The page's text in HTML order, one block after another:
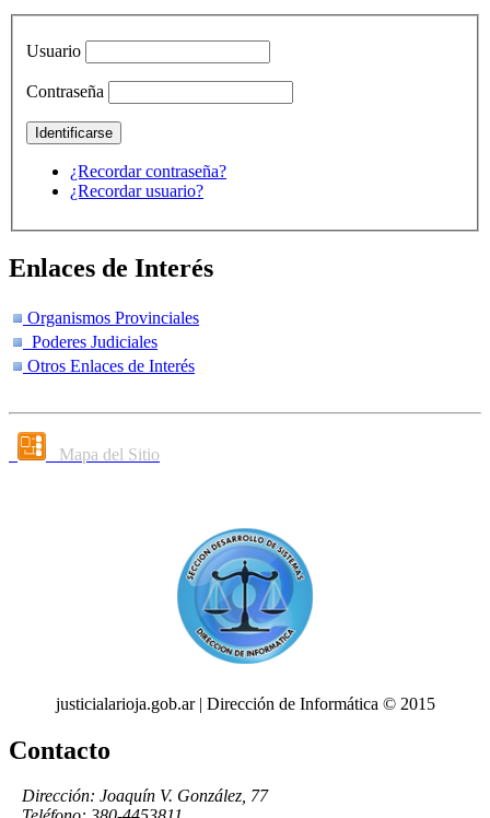
Usuario
Contraseña
¿Recordar contraseña?
¿Recordar usuario?
Enlaces de Interés
Organismos Provinciales
Poderes Judiciales
Otros Enlaces de Interés
Mapa del Sitio
justicialarioja.gob.ar | Dirección de Informática © 2015
Contacto
Dirección: Joaquín V. González, 77